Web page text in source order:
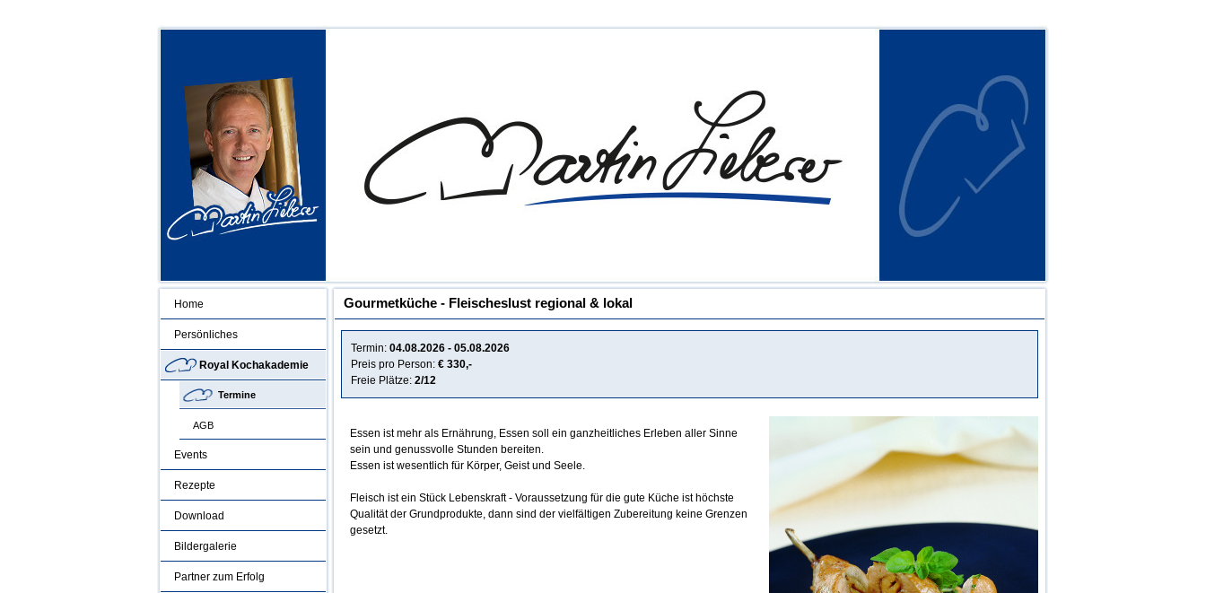
Home
Persönliches
Royal Kochakademie
Termine
AGB
Events
Rezepte
Download
Bildergalerie
Partner zum Erfolg
Gourmetküche - Fleischeslust regional & lokal
Termin: 04.08.2026 - 05.08.2026
Preis pro Person: € 330,-
Freie Plätze: 2/12
Essen ist mehr als Ernährung, Essen soll ein ganzheitliches Erleben aller Sinne
sein und genussvolle Stunden bereiten.
Essen ist wesentlich für Körper, Geist und Seele.
Fleisch ist ein Stück Lebenskraft - Voraussetzung für die gute Küche ist höchste
Qualität der Grundprodukte, dann sind der vielfältigen Zubereitung keine Grenzen
gesetzt.